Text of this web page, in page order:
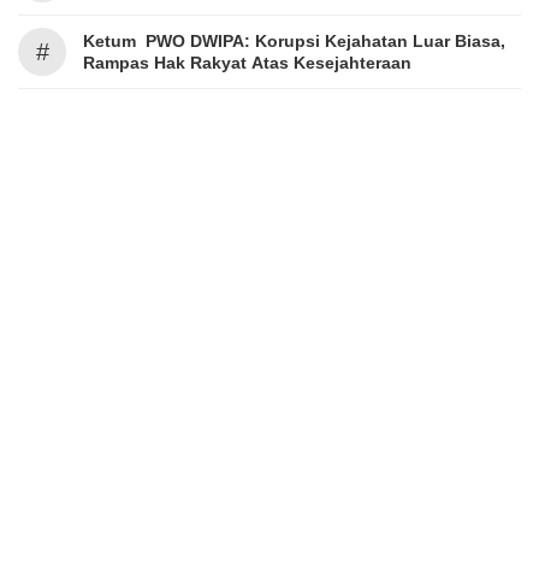
#
Ketum PWO DWIPA: Korupsi Kejahatan Luar Biasa,
Rampas Hak Rakyat Atas Kesejahteraan